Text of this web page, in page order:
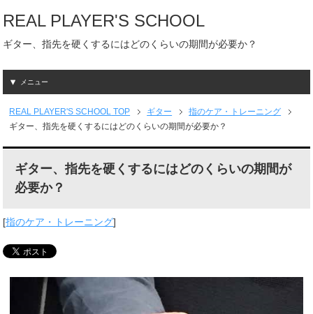
REAL PLAYER'S SCHOOL
ギター、指先を硬くするにはどのくらいの期間が必要か？
メニュー
REAL PLAYER'S SCHOOL TOP ギター
指のケア・トレーニング
ギター、指先を硬くするにはどのくらいの期間が必要か？
ギター、指先を硬くするにはどのくらいの期間が
必要か？
[指のケア・トレーニング]